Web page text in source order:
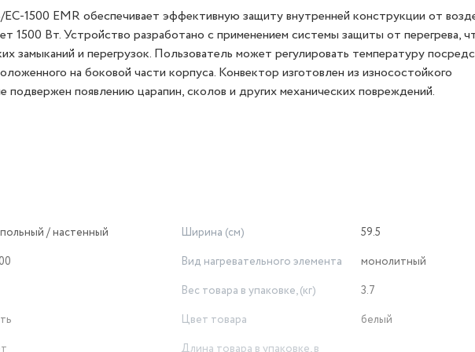
1500 EMR обеспечивает эффективную защиту внутренней конструкции от
1500 Вт. Устройство разработано с применением системы защиты от перегрева,
замыканий и перегрузок. Пользователь может регулировать температуру
на боковой части корпуса. Конвектор изготовлен из износостойкого
подвержен появлению царапин, сколов и других механических повреждений.
/ настенный
Ширина (см)
59.5
Вид нагревательного элемента
монолитный
Вес товара в упаковке, (кг)
3.7
Цвет товара
белый
Длина товара в упаковке, в